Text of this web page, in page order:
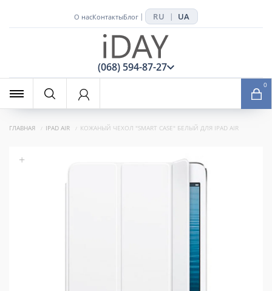
О насКонтактыБлог | RU | UA
(068) 594-87-27
0
ГЛАВНАЯ IPAD AIR КОЖАНЫЙ ЧЕХОЛ "SMART CASE" БЕЛЫЙ ДЛЯ IPAD AIR
+